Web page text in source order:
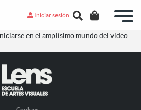
Iniciar sesión
en el amplísimo mundo del vídeo.